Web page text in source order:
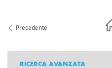
Precedente
RICERCA AVANZATA